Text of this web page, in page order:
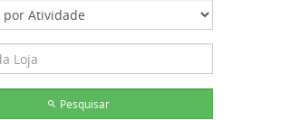
Pesquisar